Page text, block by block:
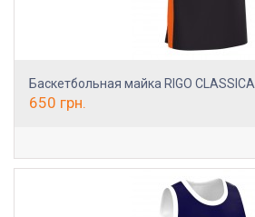
Баскетбольная майка RIGO CLASSICA
650 грн.